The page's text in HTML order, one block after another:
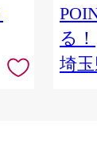
る！
埼